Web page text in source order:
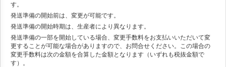
す。
発送準備の開始前は、変更が可能です。
発送準備の開始時期は、生産者により異なります。
発送準備の一部を開始している場合、変更手数料をお支払いいただいて変
更することが可能な場合がありますので、お問合せください。この場合の
変更手数料は次の金額を合算した金額となります（いずれも税抜金額で
す）。